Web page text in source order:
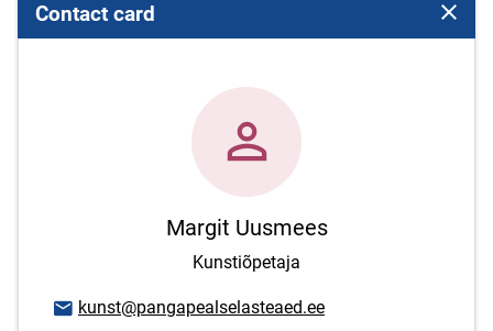
Contact card Close
Margit Uusmees
Kunstiõpetaja
Email address
kunst@pangapealselasteaed.ee